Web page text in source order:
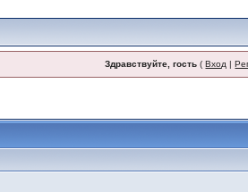
Здравствуйте, гость (Вход |